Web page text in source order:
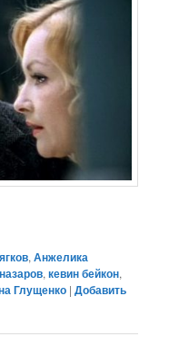
,Анжелика
,кевин бейкон,
Глущенко |Добавить